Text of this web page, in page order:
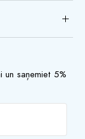
un saņemiet 5%